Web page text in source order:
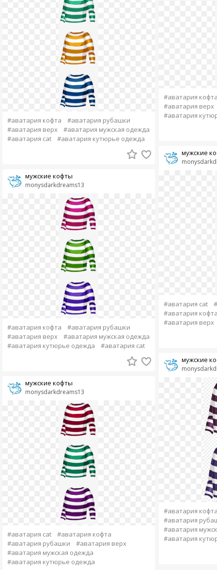
#аватария кофта
#аватария рубашки
#аватария верх
#аватария мужская одежда
#аватария cat
#аватария кутюрье одежда
monysdarkdreams13
мужские кофты
#аватария кофта
#аватария рубашки
#аватария верх
#аватария мужская одежда
#аватария кутюрье одежда
#аватария cat
monysdarkdreams13
мужские кофты
#аватария cat
#аватария кофта
#аватария рубашки
#аватария верх
#аватария мужская одежда
#аватария кутюрье одежда
#аватария
#аватария верх
#аватария
мужские
#аватария cat
#аватария
#аватария верх
мужские
#аватария
#аватария
#аватария
#аватария